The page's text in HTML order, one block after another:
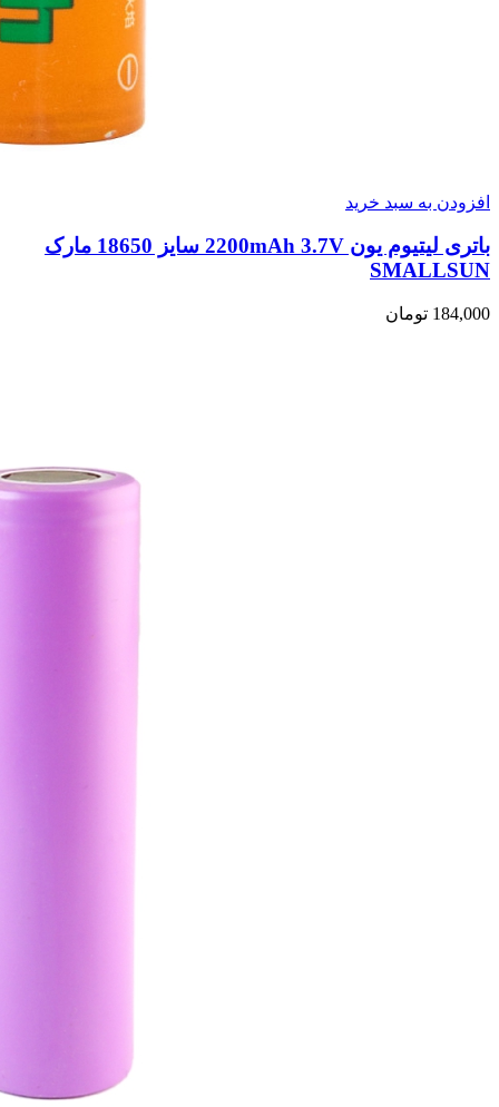
افزودن به سبد خرید
باتری لیتیوم یون 2200mAh 3.7V سایز 18650 مارک
SMALLSUN
184,000 تومان